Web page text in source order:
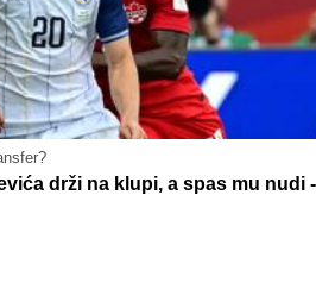
drži na klupi, a spas mu nudi -